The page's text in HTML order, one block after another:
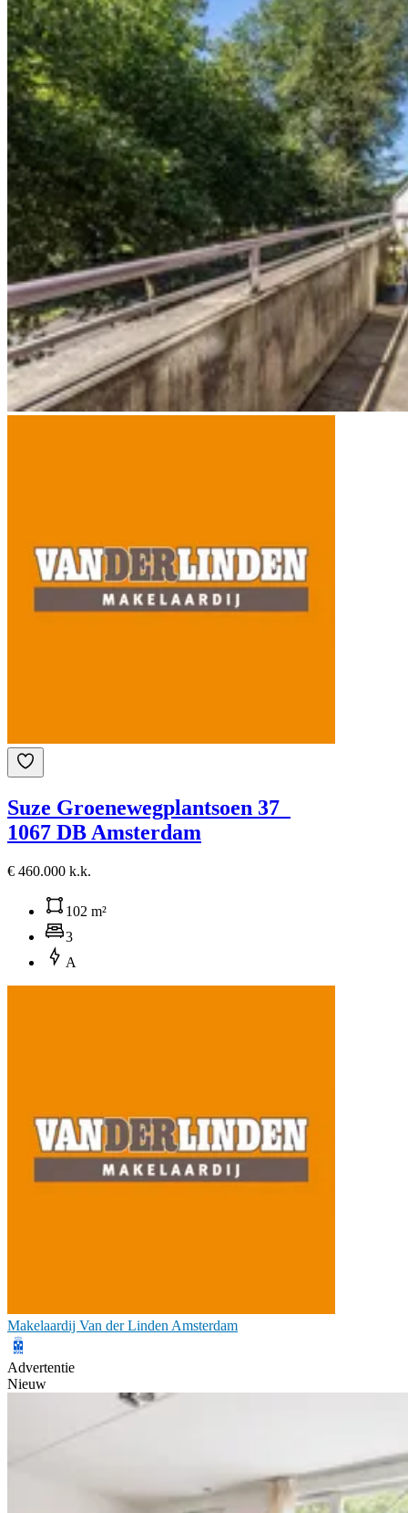
Suze Groenewegplantsoen 37
1067 DB Amsterdam
€ 460.000 k.k.
102 m²
3
A
Makelaardij Van der Linden Amsterdam
Advertentie
Nieuw